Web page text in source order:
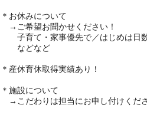
＊お休みについて
→ご希望お聞かせください！
子育て・家事優先で／はじめは日
などなど
＊産休育休取得実績あり！
＊施設について
→こだわりは担当にお申し付けくだ